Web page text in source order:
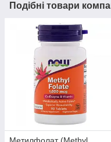
Подібні товари